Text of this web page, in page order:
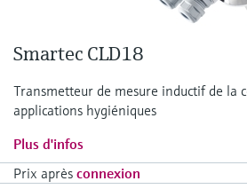
Smartec CLD18
Transmetteur de mesure inductif de la
applications hygiéniques
Plus d'infos
Prix après connexion